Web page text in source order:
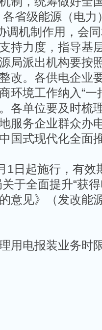
各省级能源（电
调机制作用，会
持力度，指导基
局派出机构要按
改。各供电企业
环境工作纳入“一
各单位要及时梳
服务企业群众办
国式现代化全面
1日起施行，有效
于全面提升“获
意见》（发改能
用电报装业务时